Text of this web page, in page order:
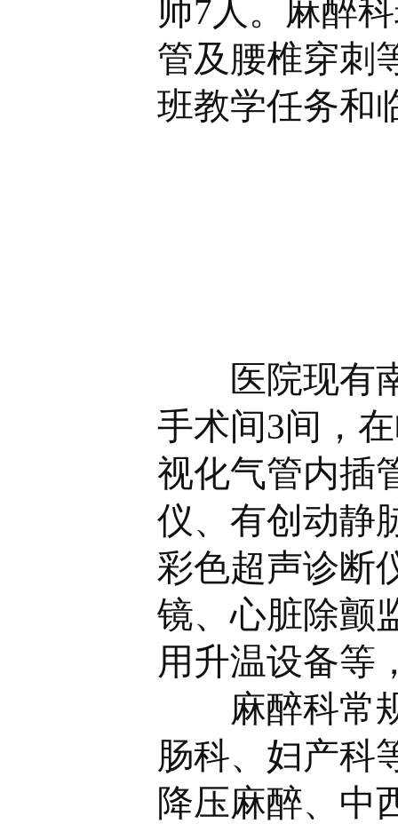
师7人。麻醉
管及腰椎穿刺
班教学任务和
医院现有南
手术间3间，
视化气管内插
仪、有创动静
彩色超声诊断
镜、心脏除颤
用升温设备等
麻醉科常规
肠科、妇产科
降压麻醉、中